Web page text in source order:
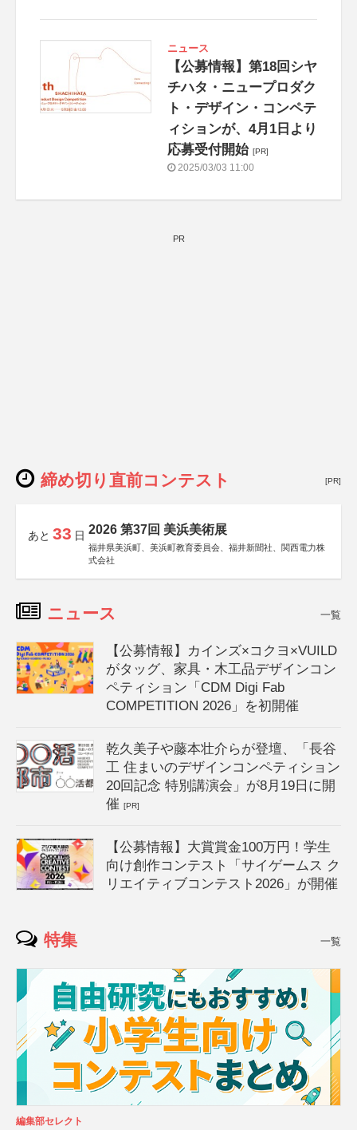
ニュース
【公募情報】第18回シヤ
チハタ・ニュープロダク
ト・デザイン・コンペテ
ィションが、4月1日より
応募受付開始 [PR]
2025/03/03 11:00
PR
締め切り直前コンテスト [PR]
あと 33 日 2026 第37回 美浜美術展
福井県美浜町、美浜町教育委員会、福井新聞社、関西電力株
式会社
ニュース 一覧
【公募情報】カインズ×コクヨ×VUILD
がタッグ、家具・木工品デザインコン
ペティション「CDM Digi Fab
COMPETITION 2026」を初開催
乾久美子や藤本壮介らが登壇、「長谷
工 住まいのデザインコンペティション
20回記念 特別講演会」が8月19日に開
催[PR]
【公募情報】大賞賞金100万円！学生
向け創作コンテスト「サイゲームス ク
リエイティブコンテスト2026」が開催
特集 一覧
編集部セレクト